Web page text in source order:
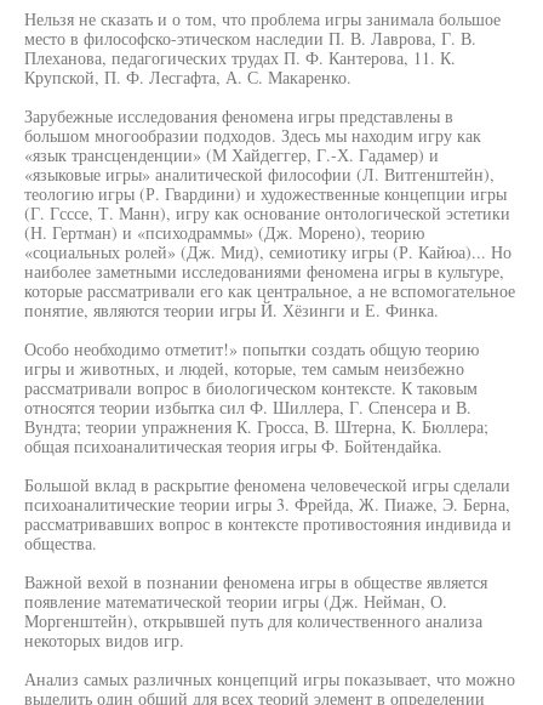
Нельзя не сказать и о том, что проблема игры занимала большое
место в философско-этическом наследии П. В. Лаврова, Г. В.
Плеханова, педагогических трудах П. Ф. Кантерова, 11. К.
Крупской, П. Ф. Лесгафта, А. С. Макаренко.
Зарубежные исследования феномена игры представлены в
большом многообразии подходов. Здесь мы находим игру как
«язык трансценденции» (М Хайдеггер, Г.-Х. Гадамер) и
«языковые игры» аналитической философии (Л. Витгенштейн),
теологию игры (Р. Гвардини) и художественные концепции игры
(Г. Гсссе, Т. Манн), игру как основание онтологической эстетики
(Н. Гертман) и «психодраммы» (Дж. Морено), теорию
«социальных ролей» (Дж. Мид), семиотику игры (Р. Кайюа)... Но
наиболее заметными исследованиями феномена игры в культуре,
которые рассматривали его как центральное, а не вспомогательное
понятие, являются теории игры Й. Хёзинги и Е. Финка.
Особо необходимо отметит!» попытки создать общую теорию
игры и животных, и людей, которые, тем самым неизбежно
рассматривали вопрос в биологическом контексте. К таковым
относятся теории избытка сил Ф. Шиллера, Г. Спенсера и В.
Вундта; теории упражнения К. Гросса, В. Штерна, К. Бюллера;
общая психоаналитическая теория игры Ф. Бойтендайка.
Большой вклад в раскрытие феномена человеческой игры сделали
психоаналитические теории игры 3. Фрейда, Ж. Пиаже, Э. Берна,
рассматривавших вопрос в контексте противостояния индивида и
общества.
Важной вехой в познании феномена игры в обществе является
появление математической теории игры (Дж. Нейман, О.
Моргенштейн), открывшей путь для количественного анализа
некоторых видов игр.
Анализ самых различных концепций игры показывает, что можно
выделить один общий для всех теорий элемент в определении